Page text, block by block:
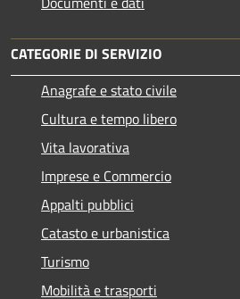
CATEGORIE DI SERVIZIO
Anagrafe e stato civile
Cultura e tempo libero
Vita lavorativa
Imprese e Commercio
Appalti pubblici
Catasto e urbanistica
Turismo
Mobilità e trasporti